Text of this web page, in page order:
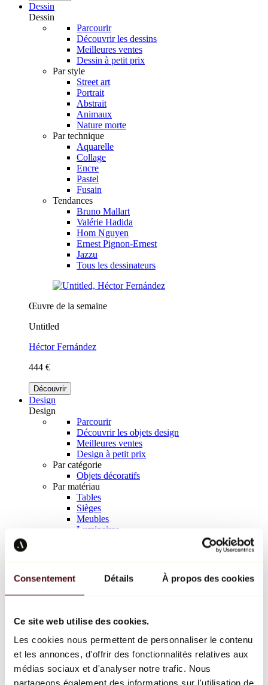
Consentement Détails À propos des cookies
Ce site web utilise des cookies.
Les cookies nous permettent de personnaliser le contenu
et les annonces, d'offrir des fonctionnalités relatives aux
médias sociaux et d'analyser notre trafic. Nous
partageons également des informations sur l'utilisation de
Dessin
Dessin
Parcourir
Découvrir les dessins
Meilleures ventes
Dessin à petit prix
Par style
Street art
Portrait
Abstrait
Animaux
Nature morte
Par technique
Aquarelle
Collage
Encre
Pastel
Fusain
Tendances
Bruno Mallart
Valérie Hadida
Hom Nguyen
Ernest Pignon-Ernest
Jazzu
Tous les dessinateurs
Œuvre de la semaine
Untitled
Héctor Fernández
444 €
Découvrir
Design
Design
Parcourir
Découvrir les objets design
Meilleures ventes
Design à petit prix
Par catégorie
Objets décoratifs
Par matériau
Tables
Sièges
Meubles
Luminaires
Richard Orlinski
Keith Haring
Jeff Koons
Jean-Michel Basquiat
Tous les designers
Œuvre de la semaine